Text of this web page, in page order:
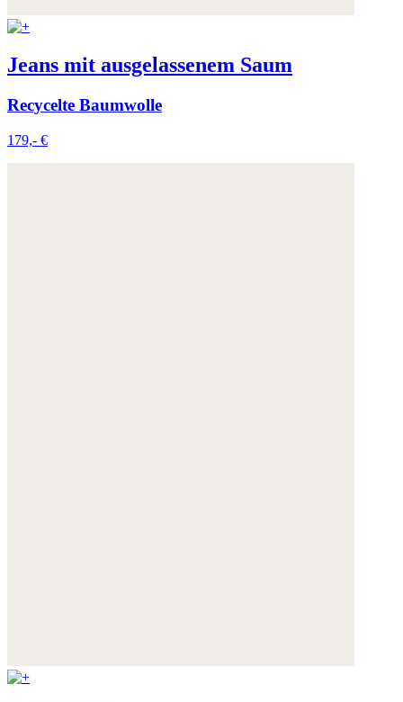
Jeans mit ausgelassenem Saum
Recycelte Baumwolle
179,- €